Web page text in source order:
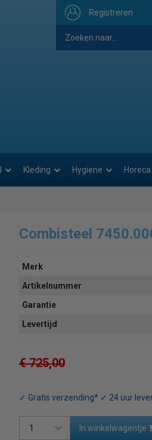
Registreren
Kleding Hygiene
Combisteel
Merk
Artikelnummer
Garantie
Levertijd
€ 725,00
✓ Gratis verzending* ✓ 24 uur
In winkelwagentje